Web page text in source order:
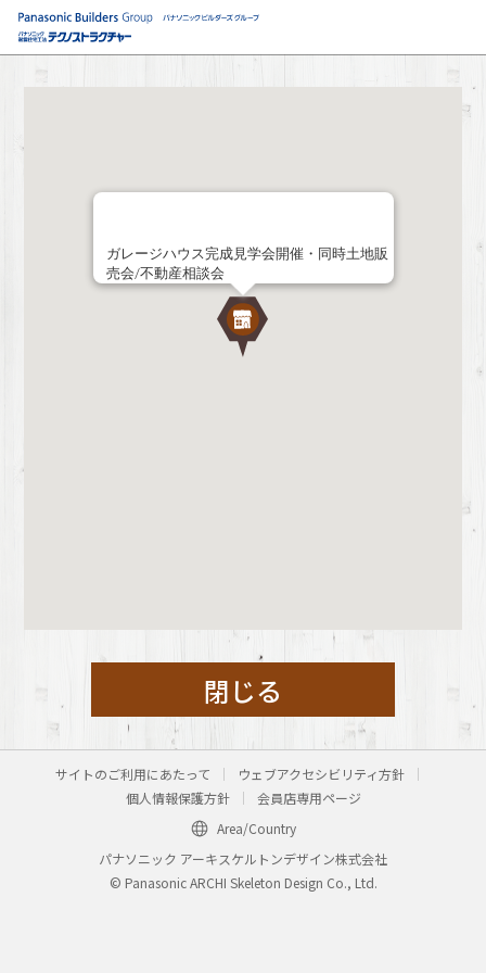
ガレージハウス完成見学会開催・同時土地販
売会/不動産相談会
閉じる
サイトのご利用にあたって
ウェブアクセシビリティ方針
個人情報保護方針
会員店専用ページ
Area/Country
パナソニック アーキスケルトンデザイン株式会社
© Panasonic ARCHI Skeleton Design Co., Ltd.